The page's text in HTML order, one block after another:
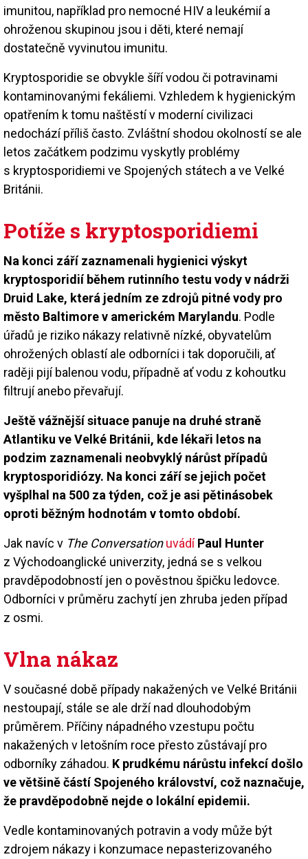
imunitou, například pro nemocné HIV a leukémií a
ohroženou skupinou jsou i děti, které nemají
dostatečně vyvinutou imunitu.
Kryptosporidie se obvykle šíří vodou či potravinami
kontaminovanými fekáliemi. Vzhledem k hygienickým
opatřením k tomu naštěstí v moderní civilizaci
nedochází příliš často. Zvláštní shodou okolností se ale
letos začátkem podzimu vyskytly problémy
s kryptosporidiemi ve Spojených státech a ve Velké
Británii.
Potíže s kryptosporidiemi
Na konci září zaznamenali hygienici výskyt
kryptosporidií během rutinního testu vody v nádrži
Druid Lake, která jedním ze zdrojů pitné vody pro
město Baltimore v americkém Marylandu. Podle
úřadů je riziko nákazy relativně nízké, obyvatelům
ohrožených oblastí ale odborníci i tak doporučili, ať
raději pijí balenou vodu, případně ať vodu z kohoutku
filtrují anebo převařují.
Ještě vážnější situace panuje na druhé straně
Atlantiku ve Velké Británii, kde lékaři letos na
podzim zaznamenali neobvyklý nárůst případů
kryptosporidiózy. Na konci září se jejich počet
vyšplhal na 500 za týden, což je asi pětinásobek
oproti běžným hodnotám v tomto období.
Jak navíc v The Conversation uvádí Paul Hunter
z Východoanglické univerzity, jedná se s velkou
pravděpodobností jen o pověstnou špičku ledovce.
Odborníci v průměru zachytí jen zhruba jeden případ
z osmi.
Vlna nákaz
V současné době případy nakažených ve Velké Británii
nestoupají, stále se ale drží nad dlouhodobým
průměrem. Příčiny nápadného vzestupu počtu
nakažených v letošním roce přesto zůstávají pro
odborníky záhadou. K prudkému nárůstu infekcí došlo
ve většině částí Spojeného království, což naznačuje,
že pravděpodobně nejde o lokální epidemii.
Vedle kontaminovaných potravin a vody může být
zdrojem nákazy i konzumace nepasterizovaného